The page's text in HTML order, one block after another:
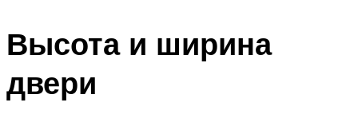
Высота и ширина
двери